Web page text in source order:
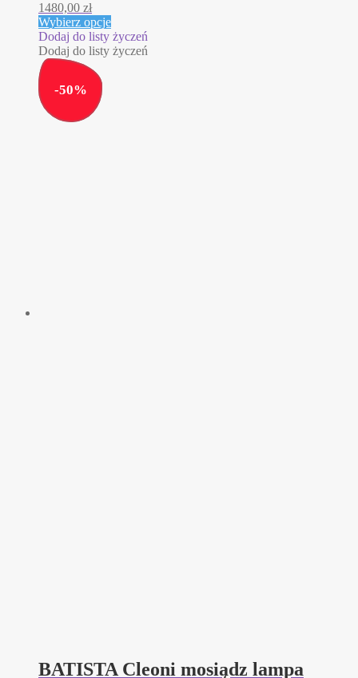
1480,00 zł
Wybierz opcjeTen
produkt
ma
Dodaj do listy życzeń
Dodaj do listy życzeń
-50%
BATISTA Cleoni mosiądz lampa